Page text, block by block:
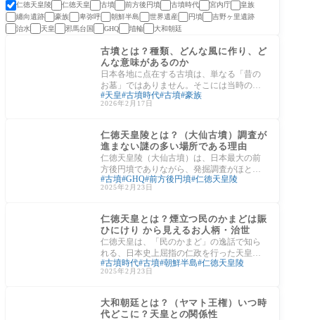
仁徳天皇陵
仁徳天皇 古墳 前方後円墳 古墳時代 宮内庁
皇族
纏向遺跡
豪族 卑弥呼 朝鮮半島 世界遺産 円墳
吉野ヶ里遺跡
治水
天皇 邪馬台国 GHQ 埴輪 大和朝廷
日本の文化
古墳とは？種類、どんな風に作り、ど
んな意味があるのか
日本各地に点在する古墳は、単なる「昔の
お墓」ではありません。そこには当時の社
会構造、権力の在り方、死生観、そして国
のかた
天皇 古墳時代 古墳 豪族
2026年2月17日
仁徳天皇陵とは？（大仙古墳）調査が
進まない謎の多い場所である理由
仁徳天皇陵（大仙古墳）は、日本最大の前
方後円墳でありながら、発掘調査がほとん
ど行われていない謎多き場所です。宮内庁
はこれ
古墳 GHQ 前方後円墳 仁徳天皇陵
2025年2月23日
仁徳天皇とは？煙立つ民のかまどは賑
ひにけり から見えるお人柄・治世
仁徳天皇は、「民のかまど」の逸話で知ら
れる、日本史上屈指の仁政を行った天皇で
す。即位後、国を見渡して民家から煙が立
ち昇ら
古墳時代 古墳 朝鮮半島 仁徳天皇陵
2025年2月23日
大和朝廷とは？（ヤマト王権）いつ時
代どこに？天皇との関係性